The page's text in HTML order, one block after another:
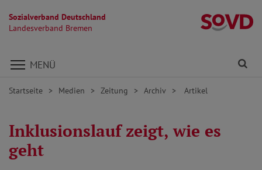
Sozialverband Deutschland
Landesverband Bremen
Direkt zu den Inhalten springen
MENÜ
Startseite Medien Zeitung Archiv Artikel
Inklusionslauf zeigt, wie es
geht